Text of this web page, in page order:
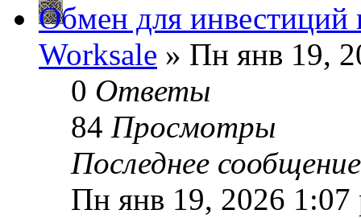
Обмен для инвестиций
Worksale » Пн янв 19,
0 Ответы
84 Просмотры
Последнее
Пн янв 19, 2026 1:07